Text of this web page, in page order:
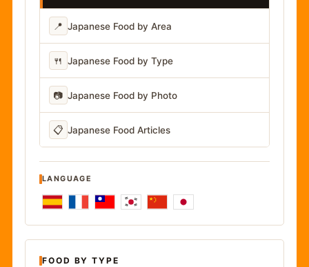
📍 Japanese Food by Area
🍴 Japanese Food by Type
📷 Japanese Food by Photo
📋 Japanese Food Articles
LANGUAGE
FOOD BY TYPE